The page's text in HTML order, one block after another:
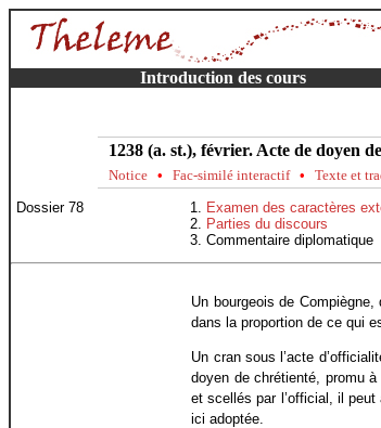
Introduction des cours
1238 (a. st.), février. Acte de doyen
Notice • Fac-similé interactif • Texte et
Dossier 78
Examen des caractères
Parties du discours
Commentaire diplomatique
Un bourgeois de
dans la proportion de ce qui
Un cran sous l’acte
doyen de chrétienté, promu
et scellés par l’official, il
ici adoptée.